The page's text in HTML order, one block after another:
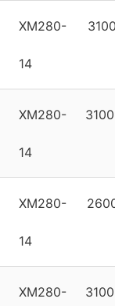
XM280-
14
XM280-
14
XM280-
14
XM280-